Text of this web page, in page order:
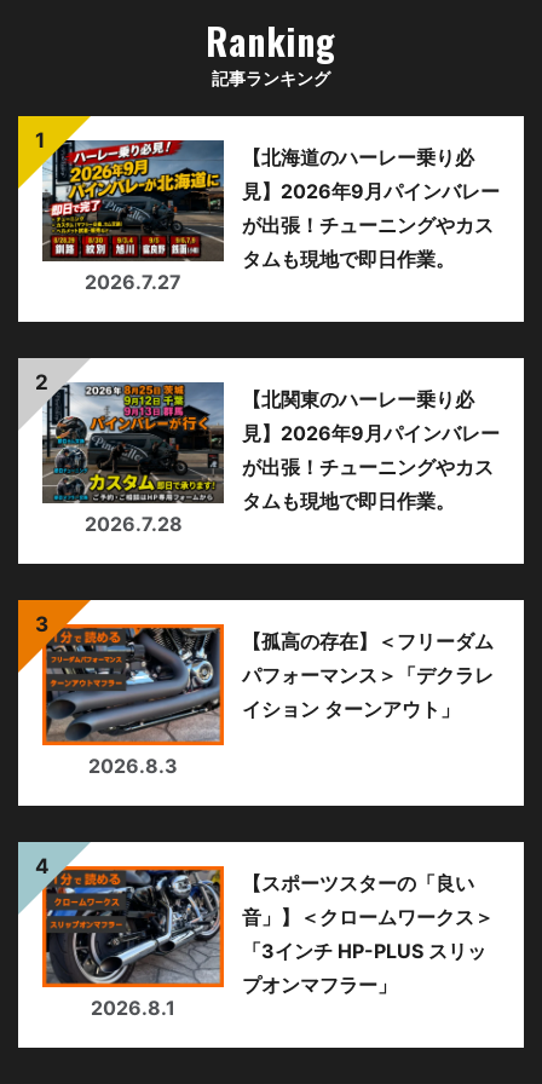
Ranking
記事ランキング
2026.7.27
【北海道のハーレー乗り必
見】2026年9月パインバレー
が出張！チューニングやカス
タムも現地で即日作業。
2026.7.28
【北関東のハーレー乗り必
見】2026年9月パインバレー
が出張！チューニングやカス
タムも現地で即日作業。
2026.8.3
【孤高の存在】＜フリーダム
パフォーマンス＞「デクラレ
イション ターンアウト」
2026.8.1
【スポーツスターの「良い
音」】＜クロームワークス＞
「3インチ HP-PLUS スリッ
プオンマフラー」